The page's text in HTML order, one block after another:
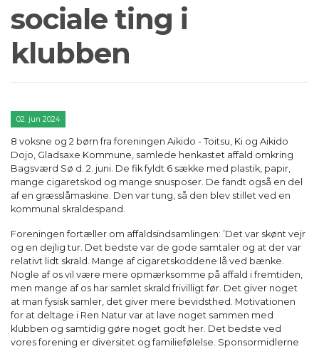
sociale ting i
klubben
02. jun 2024
8 voksne og 2 børn fra foreningen Aikido - Toitsu, Ki og Aikido
Dojo, Gladsaxe Kommune, samlede henkastet affald omkring
Bagsværd Sø d. 2. juni. De fik fyldt 6 sække med plastik, papir,
mange cigaretskod og mange snusposer. De fandt også en del
af en græsslåmaskine. Den var tung, så den blev stillet ved en
kommunal skraldespand.
Foreningen fortæller om affaldsindsamlingen: ’Det var skønt vejr
og en dejlig tur. Det bedste var de gode samtaler og at der var
relativt lidt skrald. Mange af cigaretskoddene lå ved bænke.
Nogle af os vil være mere opmærksomme på affald i fremtiden,
men mange af os har samlet skrald frivilligt før. Det giver noget
at man fysisk samler, det giver mere bevidsthed. Motivationen
for at deltage i Ren Natur var at lave noget sammen med
klubben og samtidig gøre noget godt her. Det bedste ved
vores forening er diversitet og familiefølelse. Sponsormidlerne